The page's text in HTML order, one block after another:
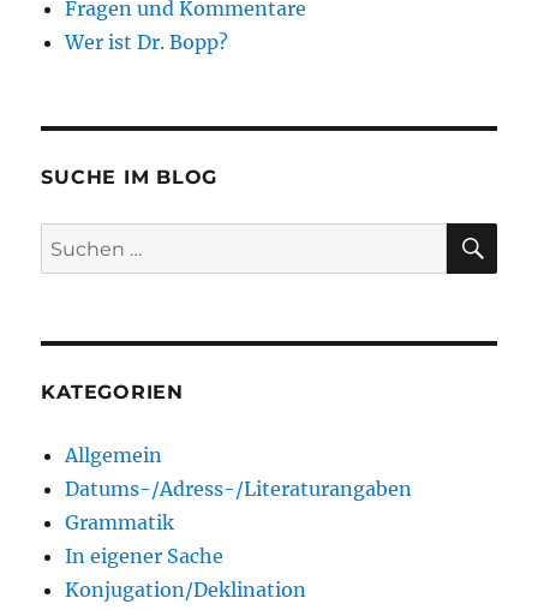
Fragen und Kommentare
Wer ist Dr. Bopp?
SUCHE IM BLOG
Suchen
nach:
KATEGORIEN
Allgemein
Datums-/Adress-/Literaturangaben
Grammatik
In eigener Sache
Konjugation/Deklination